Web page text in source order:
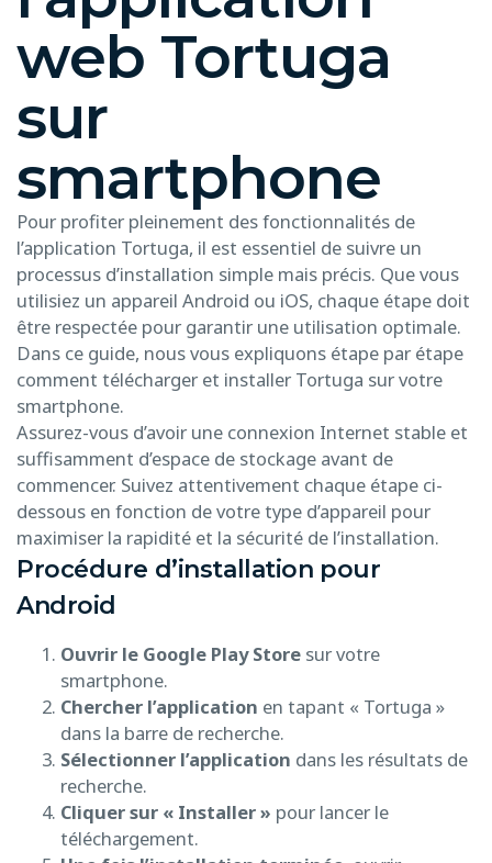
web Tortuga
sur
smartphone
Pour profiter pleinement des fonctionnalités de
l’application Tortuga, il est essentiel de suivre un
processus d’installation simple mais précis. Que vous
utilisiez un appareil Android ou iOS, chaque étape doit
être respectée pour garantir une utilisation optimale.
Dans ce guide, nous vous expliquons étape par étape
comment télécharger et installer Tortuga sur votre
smartphone.
Assurez-vous d’avoir une connexion Internet stable et
suffisamment d’espace de stockage avant de
commencer. Suivez attentivement chaque étape ci-
dessous en fonction de votre type d’appareil pour
maximiser la rapidité et la sécurité de l’installation.
Procédure d’installation pour
Android
Ouvrir le Google Play Store sur votre
smartphone.
Chercher l’application en tapant « Tortuga »
dans la barre de recherche.
Sélectionner l’application dans les résultats de
recherche.
Cliquer sur « Installer » pour lancer le
téléchargement.